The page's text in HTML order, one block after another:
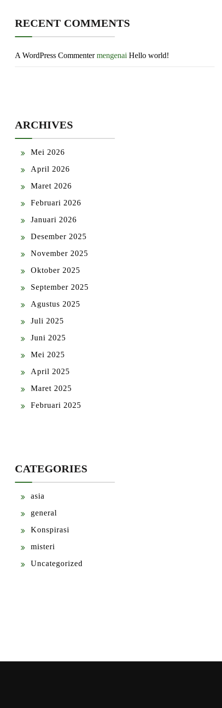
RECENT COMMENTS
A WordPress Commentermengenai Hello world!
ARCHIVES
Mei 2026
April 2026
Maret 2026
Februari 2026
Januari 2026
Desember 2025
November 2025
Oktober 2025
September 2025
Agustus 2025
Juli 2025
Juni 2025
Mei 2025
April 2025
Maret 2025
Februari 2025
CATEGORIES
asia
general
Konspirasi
misteri
Uncategorized